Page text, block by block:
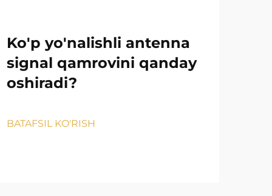
Ko'p yo'nalishli antenna
signal qamrovini qanday
oshiradi?
BATAFSIL KO'RISH